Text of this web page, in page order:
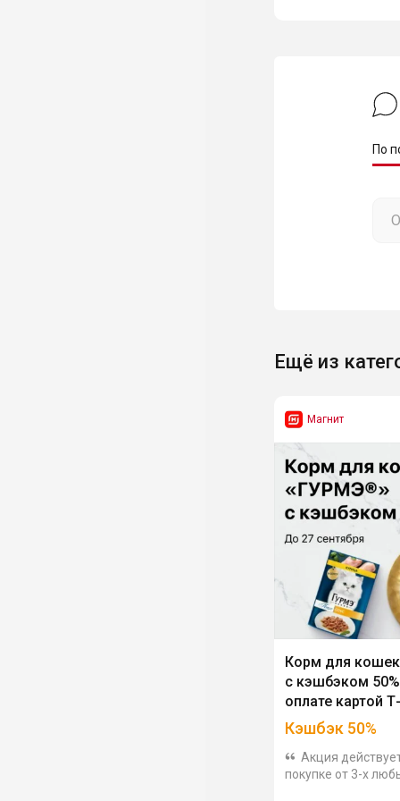
По
Ещё из
Магнит
Корм для
с кэшбэком
оплате картой
Кэшбэк 50%
Акция
покупке от 3-х